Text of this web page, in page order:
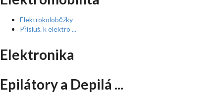
Elektrokoloběžky
Přísluš. k elektro ...
Elektronika
Epilátory a Depilá ...